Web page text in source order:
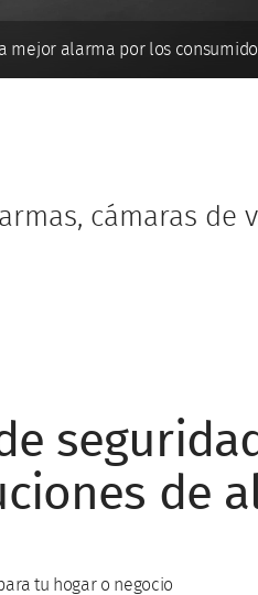
mejor alarma por los
cámaras de
de
tu hogar o negocio